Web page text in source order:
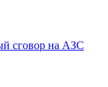
сговор на АЗС